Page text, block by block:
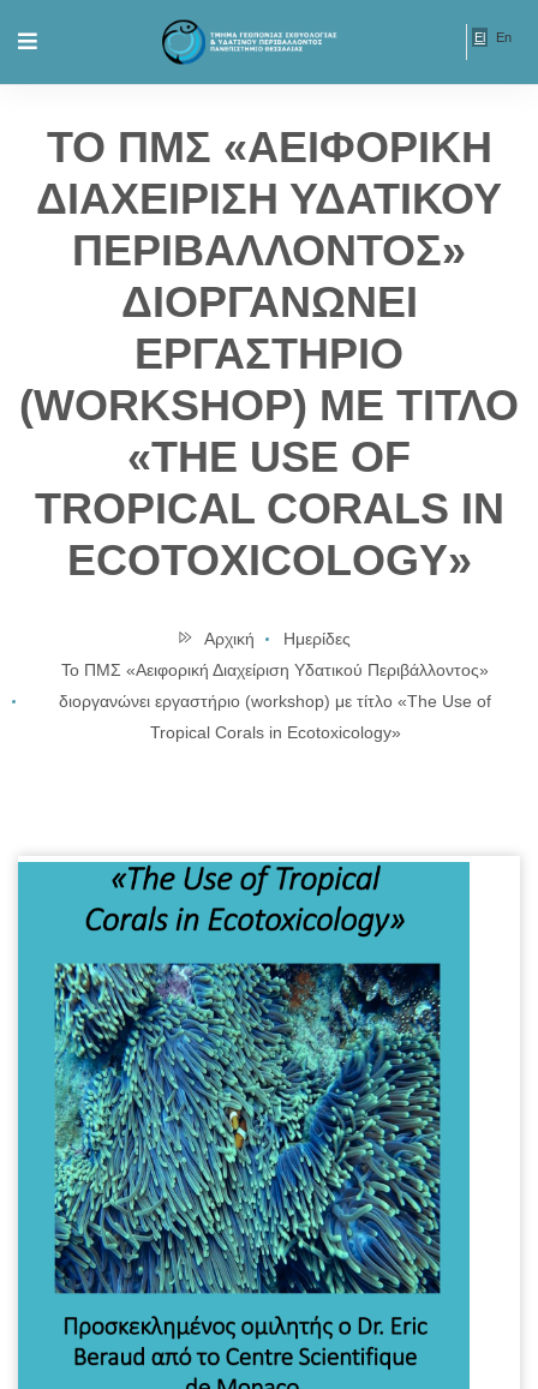
El En
ΤΟ ΠΜΣ «ΑΕΙΦΟΡΙΚΗ
ΔΙΑΧΕΙΡΙΣΗ ΥΔΑΤΙΚΟΥ
ΠΕΡΙΒΑΛΛΟΝΤΟΣ»
ΔΙΟΡΓΑΝΩΝΕΙ
ΕΡΓΑΣΤΗΡΙΟ
(WORKSHOP) ΜΕ ΤΙΤΛΟ
«THE USE OF
TROPICAL CORALS IN
ECOTOXICOLOGY»
Αρχική
Ημερίδες
Το ΠΜΣ «Αειφορική Διαχείριση Υδατικού Περιβάλλοντος»
διοργανώνει εργαστήριο (workshop) με τίτλο «The Use of
Tropical Corals in Ecotoxicology»